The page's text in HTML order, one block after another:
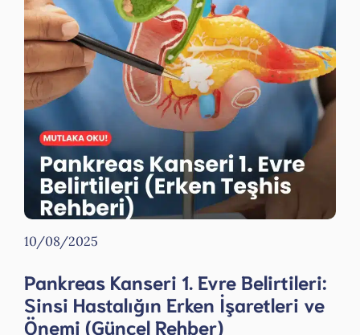
10/08/2025
Pankreas Kanseri 1. Evre Belirtileri:
Sinsi Hastalığın Erken İşaretleri ve
Önemi (Güncel Rehber)